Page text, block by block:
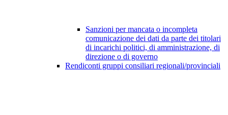
Sanzioni per mancata o incompleta
comunicazione dei dati da parte dei titolari
di incarichi politici, di amministrazione, di
direzione o di governo
Rendiconti gruppi consiliari regionali/provinciali